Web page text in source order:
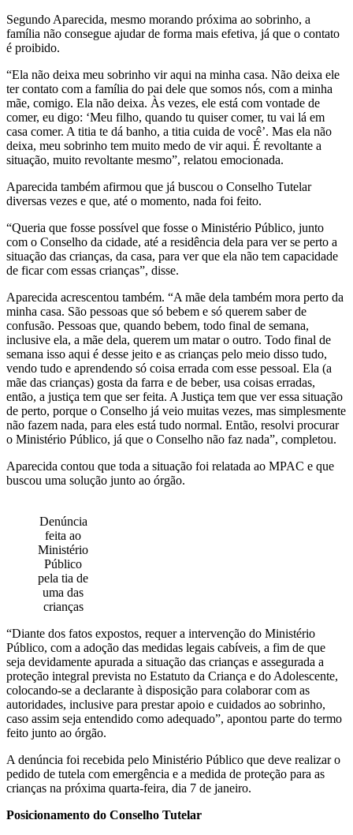
Segundo Aparecida, mesmo morando próxima ao sobrinho, a
família não consegue ajudar de forma mais efetiva, já que o contato
é proibido.
“Ela não deixa meu sobrinho vir aqui na minha casa. Não deixa ele
ter contato com a família do pai dele que somos nós, com a minha
mãe, comigo. Ela não deixa. Às vezes, ele está com vontade de
comer, eu digo: ‘Meu filho, quando tu quiser comer, tu vai lá em
casa comer. A titia te dá banho, a titia cuida de você’. Mas ela não
deixa, meu sobrinho tem muito medo de vir aqui. É revoltante a
situação, muito revoltante mesmo”, relatou emocionada.
Aparecida também afirmou que já buscou o Conselho Tutelar
diversas vezes e que, até o momento, nada foi feito.
“Queria que fosse possível que fosse o Ministério Público, junto
com o Conselho da cidade, até a residência dela para ver se perto a
situação das crianças, da casa, para ver que ela não tem capacidade
de ficar com essas crianças”, disse.
Aparecida acrescentou também. “A mãe dela também mora perto da
minha casa. São pessoas que só bebem e só querem saber de
confusão. Pessoas que, quando bebem, todo final de semana,
inclusive ela, a mãe dela, querem um matar o outro. Todo final de
semana isso aqui é desse jeito e as crianças pelo meio disso tudo,
vendo tudo e aprendendo só coisa errada com esse pessoal. Ela (a
mãe das crianças) gosta da farra e de beber, usa coisas erradas,
então, a justiça tem que ser feita. A Justiça tem que ver essa situação
de perto, porque o Conselho já veio muitas vezes, mas simplesmente
não fazem nada, para eles está tudo normal. Então, resolvi procurar
o Ministério Público, já que o Conselho não faz nada”, completou.
Aparecida contou que toda a situação foi relatada ao MPAC e que
buscou uma solução junto ao órgão.
Denúncia
feita ao
Ministério
Público
pela tia de
uma das
crianças
“Diante dos fatos expostos, requer a intervenção do Ministério
Público, com a adoção das medidas legais cabíveis, a fim de que
seja devidamente apurada a situação das crianças e assegurada a
proteção integral prevista no Estatuto da Criança e do Adolescente,
colocando-se a declarante à disposição para colaborar com as
autoridades, inclusive para prestar apoio e cuidados ao sobrinho,
caso assim seja entendido como adequado”, apontou parte do termo
feito junto ao órgão.
A denúncia foi recebida pelo Ministério Público que deve realizar o
pedido de tutela com emergência e a medida de proteção para as
crianças na próxima quarta-feira, dia 7 de janeiro.
Posicionamento do Conselho Tutelar